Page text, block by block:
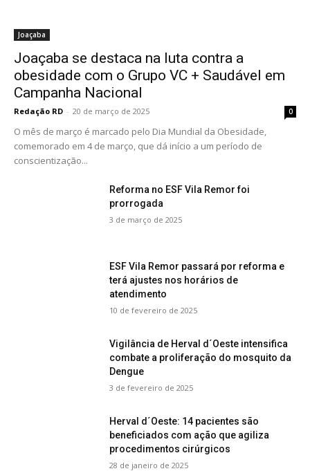
Joaçaba
Joaçaba se destaca na luta contra a
obesidade com o Grupo VC + Saudável em
Campanha Nacional
Redação RD - 20 de março de 2025 0
O mês de março é marcado pelo Dia Mundial da Obesidade,
comemorado em 4 de março, que dá início a um período de
conscientização...
Reforma no ESF Vila Remor foi
prorrogada
3 de março de 2025
ESF Vila Remor passará por reforma e
terá ajustes nos horários de
atendimento
10 de fevereiro de 2025
Vigilância de Herval d´Oeste intensifica
combate a proliferação do mosquito da
Dengue
3 de fevereiro de 2025
Herval d´Oeste: 14 pacientes são
beneficiados com ação que agiliza
procedimentos cirúrgicos
28 de janeiro de 2025